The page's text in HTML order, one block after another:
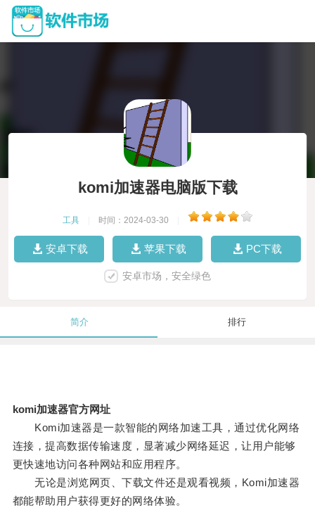
komi加速器电脑版下载
工具 时间：2024-03-30
安卓下载 苹果下载 PC下载
安卓市场，安全绿色
简介 排行
komi加速器官方网址
Komi加速器是一款智能的网络加速工具，通过优化网络
连接，提高数据传输速度，显著减少网络延迟，让用户能够
更快速地访问各种网站和应用程序。
无论是浏览网页、下载文件还是观看视频，Komi加速器
都能帮助用户获得更好的网络体验。